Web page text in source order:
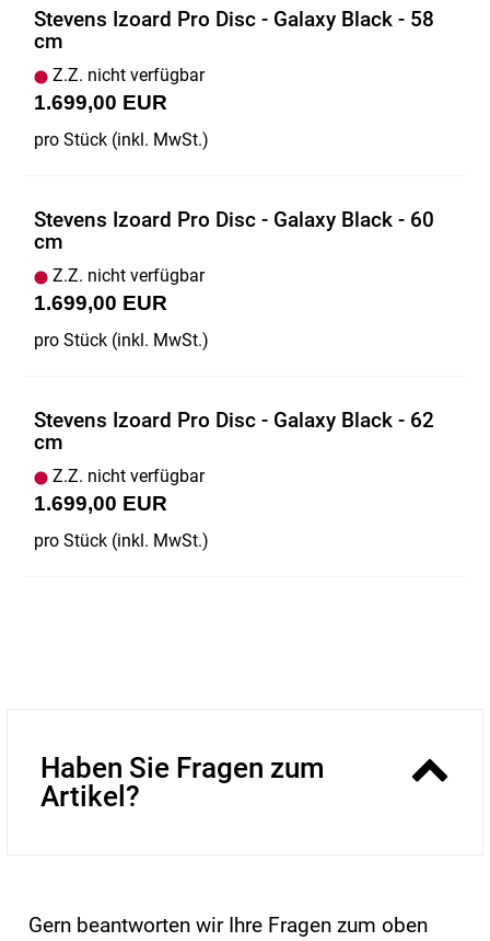
Stevens Izoard Pro Disc - Galaxy Black - 58
cm
Z.Z. nicht verfügbar
1.699,00 EUR
pro Stück (inkl. MwSt.)
Stevens Izoard Pro Disc - Galaxy Black - 60
cm
Z.Z. nicht verfügbar
1.699,00 EUR
pro Stück (inkl. MwSt.)
Stevens Izoard Pro Disc - Galaxy Black - 62
cm
Z.Z. nicht verfügbar
1.699,00 EUR
pro Stück (inkl. MwSt.)
Haben Sie Fragen zum
Artikel?
Gern beantworten wir Ihre Fragen zum oben